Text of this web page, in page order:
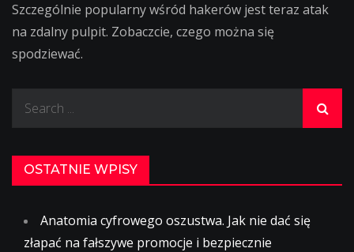
Szczególnie popularny wśród hakerów jest teraz atak
na zdalny pulpit. Zobaczcie, czego można się
spodziewać.
OSTATNIE WPISY
Anatomia cyfrowego oszustwa. Jak nie dać się
złapać na fałszywe promocje i bezpiecznie